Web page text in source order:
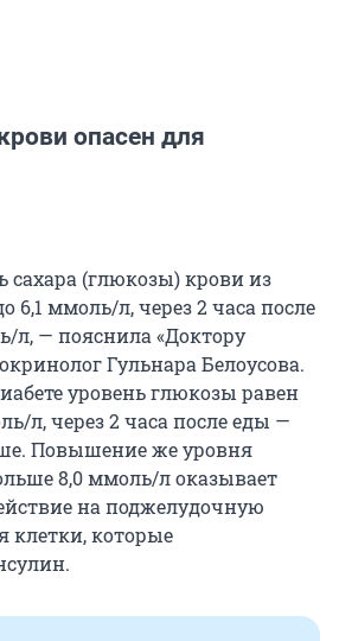
опасен для
сахара (глюкозы) крови из
6,1 ммоль/л, через 2 часа после
л, — пояснила «Доктору
Гульнара Белоусова.
уровень глюкозы равен
л, через 2 часа после еды —
Повышение же уровня
8,0 ммоль/л оказывает
на поджелудочную
клетки, которые